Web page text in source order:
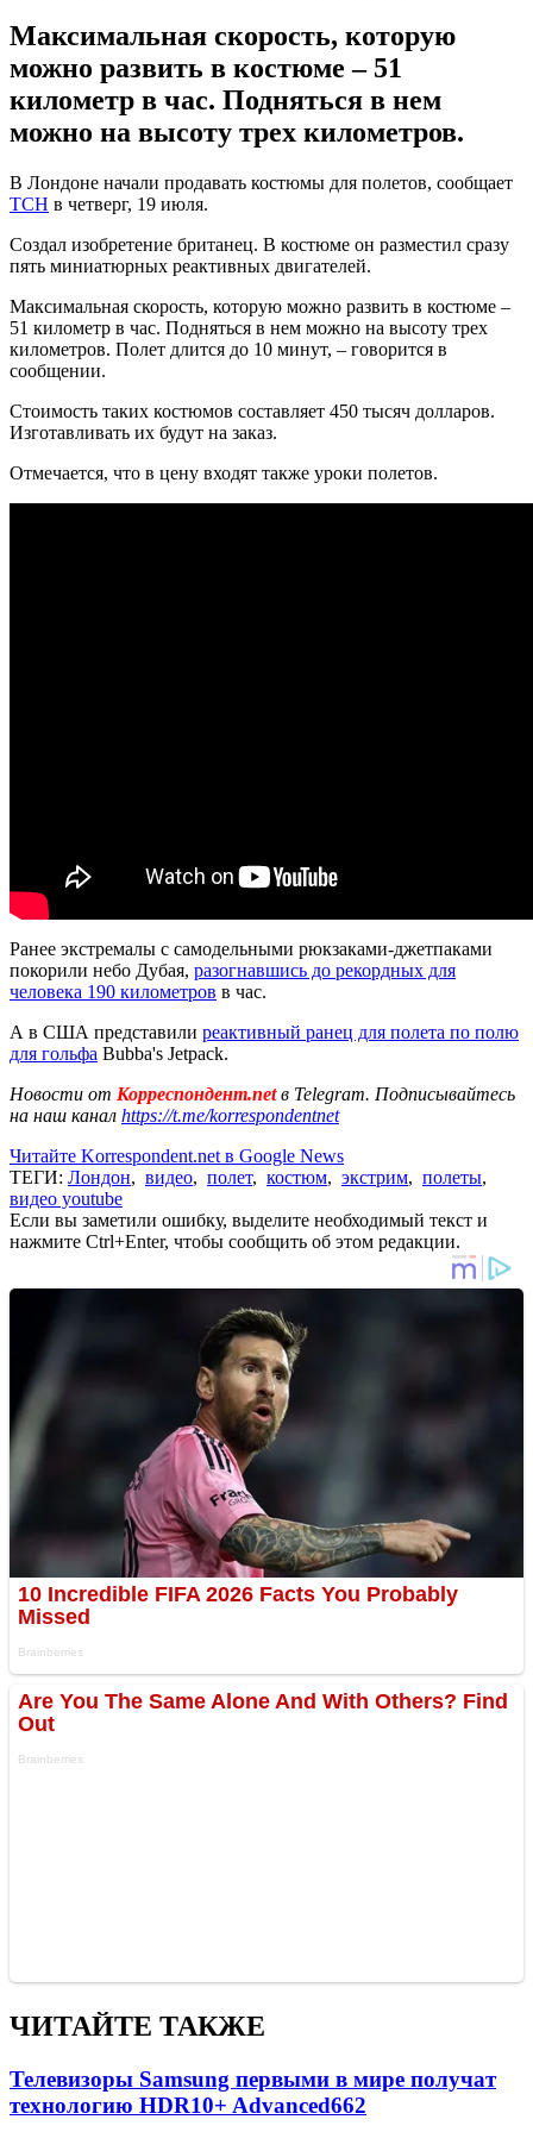
Максимальная скорость, которую
можно развить в костюме – 51
километр в час. Подняться в нем
можно на высоту трех километров.
В Лондоне начали продавать костюмы для полетов, сообщает
ТСН в четверг, 19 июля.
Создал изобретение британец. В костюме он разместил сразу
пять миниатюрных реактивных двигателей.
Максимальная скорость, которую можно развить в костюме –
51 километр в час. Подняться в нем можно на высоту трех
километров. Полет длится до 10 минут, – говорится в
сообщении.
Стоимость таких костюмов составляет 450 тысяч долларов.
Изготавливать их будут на заказ.
Отмечается, что в цену входят также уроки полетов.
Ранее экстремалы с самодельными рюкзаками-джетпаками
покорили небо Дубая, разогнавшись до рекордных для
человека 190 километров в час.
А в США представили реактивный ранец для полета по полю
для гольфа Bubba's Jetpack.
Новости от Корреспондент.netв Telegram. Подписывайтесь
на наш канал https://t.me/korrespondentnet
Читайте Korrespondent.net в Google News
ТЕГИ: Лондон, видео, полет, костюм, экстрим, полеты,
видео youtube
Если вы заметили ошибку, выделите необходимый текст и
нажмите Ctrl+Enter, чтобы сообщить об этом редакции.
ЧИТАЙТЕ ТАКЖЕ
Телевизоры Samsung первыми в мире получат
технологию HDR10+ Advanced662